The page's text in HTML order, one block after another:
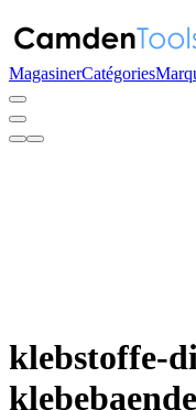
MagasinerCatégories
klebstoffe-